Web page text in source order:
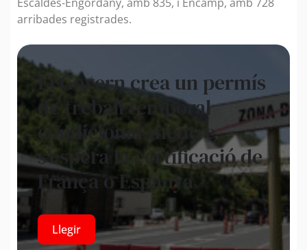
arribades registrades.
El Govern crea un permís
de treball temporal
condicionat mentre
s’espera la certificació de
França o Espanya
Llegir